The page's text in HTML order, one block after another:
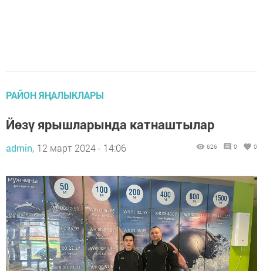
РАЙОН ЯҢАЛЫКЛАРЫ
Йөзү ярышларында катнаштылар
admin, 12 март 2024 - 14:06 626 0 0